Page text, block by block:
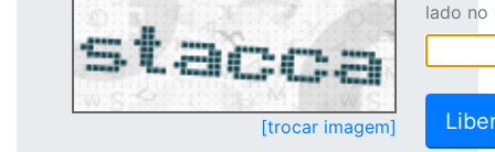
[trocar imagem]
lado no